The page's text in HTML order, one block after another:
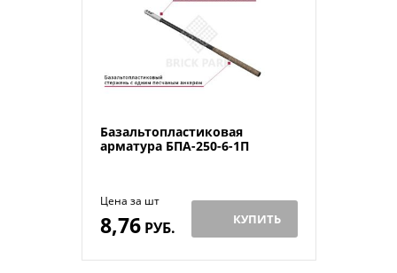
Базальтопластиковая
арматура БПА-250-6-1П
Цена за шт
8,76РУБ. КУПИТЬ